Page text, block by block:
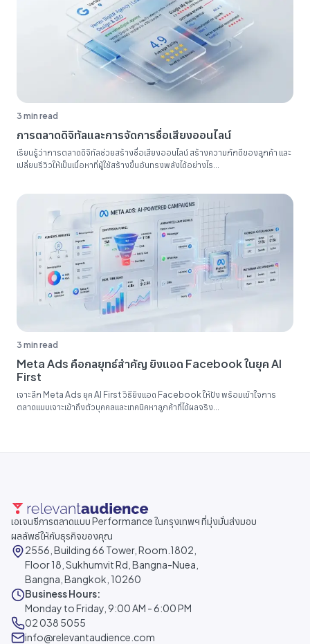
3 min read
การตลาดดิจิทัลและการจัดการชื่อเสียงออนไลน์
เรียนรู้ว่าการตลาดดิจิทัลช่วยสร้างชื่อเสียงออนไลน์ สร้างความภักดีของลูกค้า และ
เปลี่ยนรีวิวให้เป็นเนื้อหาที่ผู้ใช้สร้างขึ้นอันทรงพลังได้อย่างไร...
3 min read
Meta Ads คือกลยุทธ์สำคัญ ยิงแอด Facebook ในยุค AI
First
เจาะลึก Meta Ads ยุค AI First วิธียิงแอด Facebook ให้ปัง พร้อมเข้าใจการ
ตลาดแบบเจาะเข้าถึงตัวบุคคลและเทคนิคหาลูกค้าที่ได้ผลจริง...
เอเจนซีการตลาดแบบ Performance ในกรุงเทพฯ ที่มุ่งมั่นส่งมอบ
ผลลัพธ์ให้กับธุรกิจของคุณ
2556, Building 66 Tower, Room.1802,
Floor 18, Sukhumvit Rd, Bangna-Nuea,
Bangna, Bangkok, 10260
Business Hours:
Monday to Friday, 9:00 AM - 6:00 PM
02 038 5055
info@relevantaudience.com